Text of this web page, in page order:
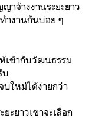
จ้างงานระยะยาว
ำงานกันบ่อย ๆ
เข้ากับวัฒนธรรม
บ
บใหม่ได้ง่ายกว่า
ะยาวเขาจะเลือก